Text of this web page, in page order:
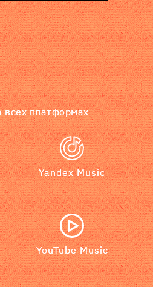
всех платформах
Yandex Music
YouTube Music